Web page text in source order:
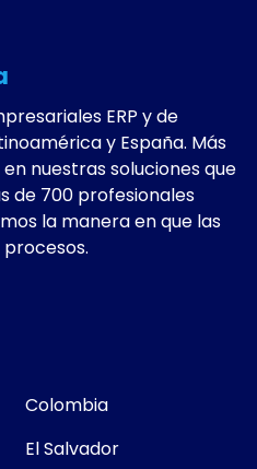
ERP y de
y España. Más
nuestras soluciones que
de 700 profesionales
la manera en que las
Colombia
El Salvador